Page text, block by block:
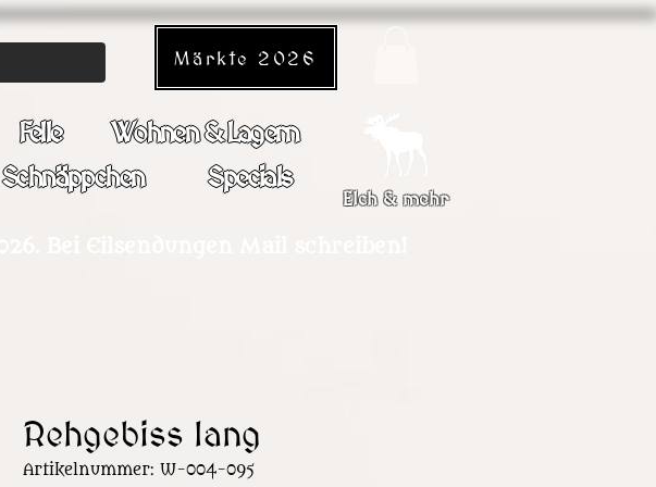
Märkte 2026
Felle
Wohnen & Lagern
Schnäppchen Specials
Elch & mehr
Rehgebiss lang
Artikelnummer: W-004-095